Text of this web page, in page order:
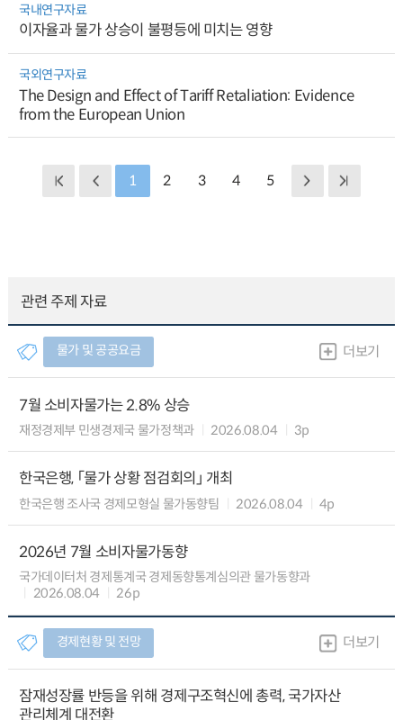
국내연구자료
이자율과 물가 상승이 불평등에 미치는 영향
국외연구자료
The Design and Effect of Tariff Retaliation: Evidence
from the European Union
1 2 3 4 5
관련 주제 자료
물가 및 공공요금 더보기
7월 소비자물가는 2.8% 상승
재정경제부 민생경제국 물가정책과 2026.08.04 3p
한국은행, 「물가 상황 점검회의」 개최
한국은행 조사국 경제모형실 물가동향팀 2026.08.04 4p
2026년 7월 소비자물가동향
국가데이터처 경제통계국 경제동향통계심의관 물가동향과
2026.08.04
26p
경제현황 및 전망 더보기
잠재성장률 반등을 위해 경제구조혁신에 총력, 국가자산
관리체계 대전환